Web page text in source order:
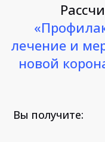
лечение и
новой
Вы получите: